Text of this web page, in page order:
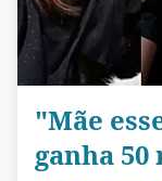
"Mãe
ganha